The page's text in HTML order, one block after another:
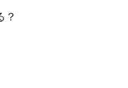
？